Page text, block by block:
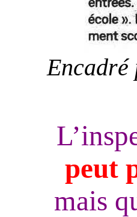
Encadré
peut
mais